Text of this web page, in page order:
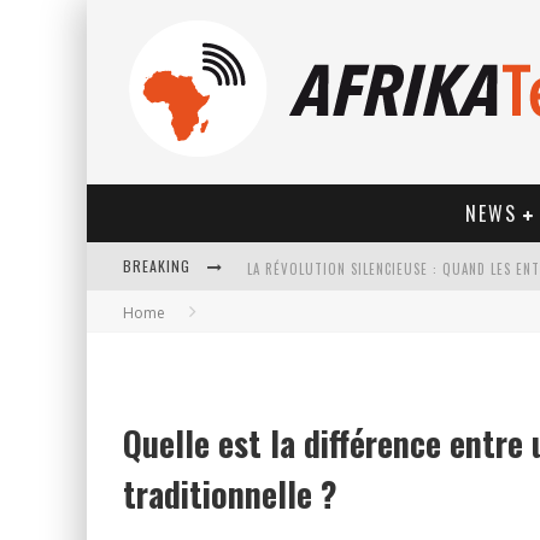
NEWS
BREAKING
Home
Quelle est la différence
traditionnelle ?